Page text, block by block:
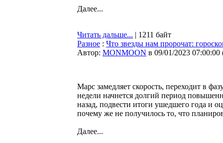
Далее...
Читать дальше... | 1211 байт
Разное : Что звезды нам пророчат:
Автор: MONMOON в 09/01/2023 07:00:00
Марс замедляет скорость, переходит в
недели начнется долгий период
назад, подвести итоги ушедшего года и
почему же не получилось то, что
Далее...